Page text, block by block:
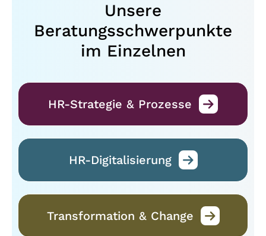
Unsere
Beratungsschwerpunkte
im Einzelnen
HR-Strategie & Prozesse
HR-Digitalisierung
Transformation & Change